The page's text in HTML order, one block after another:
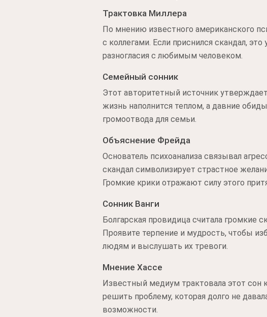
Трактовка Миллера
По мнению известного американского
с коллегами. Если приснился скандал,
разногласия с любимым человеком.
Семейный сонник
Этот авторитетный источник
жизнь наполнится теплом, а давние
громоотвода для семьи.
Объяснение Фрейда
Основатель психоанализа связывал
скандал символизирует страстное
Громкие крики отражают силу этого
Сонник Ванги
Болгарская провидица считала
Проявите терпение и мудрость, чтобы
людям и выслушать их тревоги.
Мнение Хассе
Известный медиум трактовала этот сон
решить проблему, которая долго не
возможности.